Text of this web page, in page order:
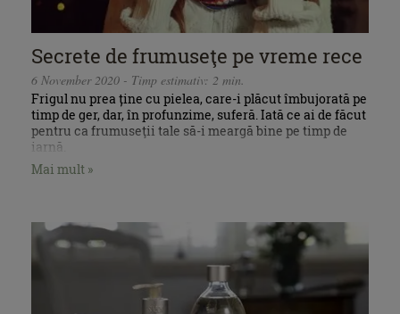
Secrete de frumuseţe pe vreme rece
6 November 2020 - Timp estimativ: 2 min.
Frigul nu prea ține cu pielea, care-i plăcut îmbujorată pe
timp de ger, dar, în profunzime, suferă. Iată ce ai de făcut
pentru ca frumuseţii tale să-i meargă bine pe timp de
iarnă.
Mai mult »